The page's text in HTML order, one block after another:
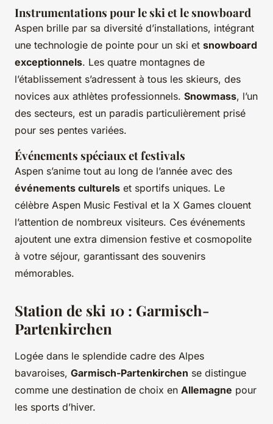
Instrumentations pour le ski et le snowboard
Aspen brille par sa diversité d’installations, intégrant
une technologie de pointe pour un ski et snowboard
exceptionnels. Les quatre montagnes de
l’établissement s’adressent à tous les skieurs, des
novices aux athlètes professionnels. Snowmass, l’un
des secteurs, est un paradis particulièrement prisé
pour ses pentes variées.
Événements spéciaux et festivals
Aspen s’anime tout au long de l’année avec des
événements culturels et sportifs uniques. Le
célèbre Aspen Music Festival et la X Games clouent
l’attention de nombreux visiteurs. Ces événements
ajoutent une extra dimension festive et cosmopolite
à votre séjour, garantissant des souvenirs
mémorables.
Station de ski 10 : Garmisch-
Partenkirchen
Logée dans le splendide cadre des Alpes
bavaroises, Garmisch-Partenkirchen se distingue
comme une destination de choix en Allemagne pour
les sports d’hiver.